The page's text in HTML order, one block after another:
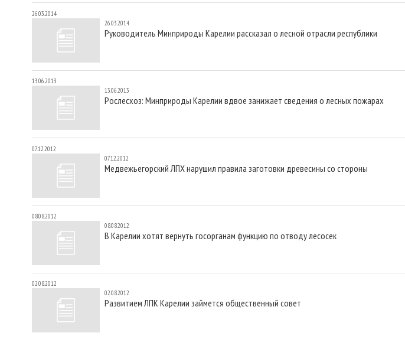
26.03.2014
26.03.2014
Руководитель Минприроды Карелии рассказал о лесной отрасли республики
13.06.2013
13.06.2013
Рослесхоз: Минприроды Карелии вдвое занижает сведения о лесных пожарах
07.12.2012
07.12.2012
Медвежьегорский ЛПХ нарушил правила заготовки древесины со стороны
08.08.2012
08.08.2012
В Карелии хотят вернуть госорганам функцию по отводу лесосек
02.08.2012
02.08.2012
Развитием ЛПК Карелии займется общественный совет